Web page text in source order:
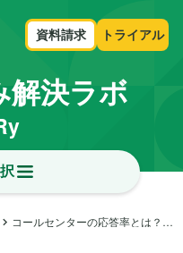
資料請求 トライアル
解決ラボ
コールセンターの応答率とは？計算方法や改善策を解説